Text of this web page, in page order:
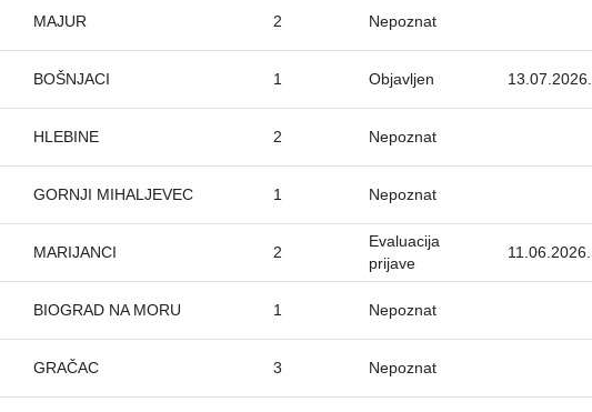
MAJUR 2 Nepoznat
BOŠNJACI 1 Objavljen 13.07.2026.
HLEBINE 2 Nepoznat
GORNJI MIHALJEVEC 1 Nepoznat
MARIJANCI 2
Evaluacija
prijave
11.06.2026.
BIOGRAD NA MORU 1 Nepoznat
GRAČAC 3 Nepoznat